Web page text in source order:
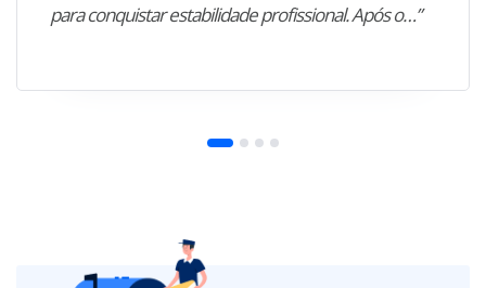
para conquistar estabilidade profissional. Após o…”